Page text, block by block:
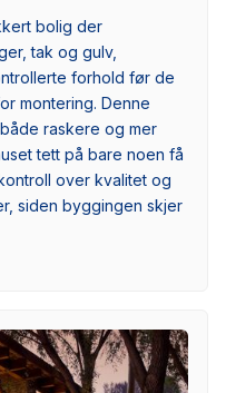
bolig der
tak og gulv,
forhold før de
montering. Denne
raskere og mer
tett på bare noen få
over kvalitet og
siden byggingen skjer